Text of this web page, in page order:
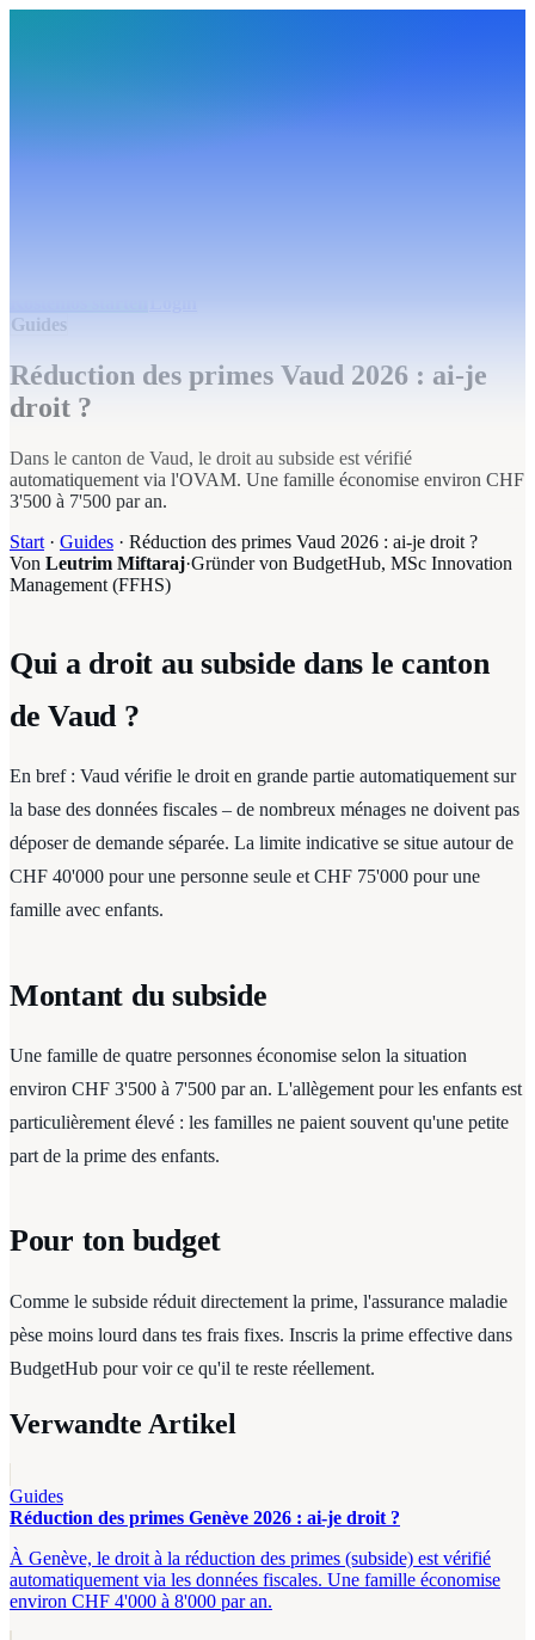
Guides
Réduction des primes Vaud 2026 : ai-je
droit ?
Dans le canton de Vaud, le droit au subside est vérifié
automatiquement via l'OVAM. Une famille économise environ CHF
3'500 à 7'500 par an.
Start · Guides · Réduction des primes Vaud 2026 : ai-je droit ?
Von Leutrim Miftaraj·Gründer von BudgetHub, MSc Innovation
Management (FFHS)
Qui a droit au subside dans le canton
de Vaud ?
En bref : Vaud vérifie le droit en grande partie automatiquement sur
la base des données fiscales – de nombreux ménages ne doivent pas
déposer de demande séparée. La limite indicative se situe autour de
CHF 40'000 pour une personne seule et CHF 75'000 pour une
famille avec enfants.
Montant du subside
Une famille de quatre personnes économise selon la situation
environ CHF 3'500 à 7'500 par an. L'allègement pour les enfants est
particulièrement élevé : les familles ne paient souvent qu'une petite
part de la prime des enfants.
Pour ton budget
Comme le subside réduit directement la prime, l'assurance maladie
pèse moins lourd dans tes frais fixes. Inscris la prime effective dans
BudgetHub pour voir ce qu'il te reste réellement.
Verwandte Artikel
Guides
Réduction des primes Genève 2026 : ai-je droit ?
À Genève, le droit à la réduction des primes (subside) est vérifié
automatiquement via les données fiscales. Une famille économise
environ CHF 4'000 à 8'000 par an.